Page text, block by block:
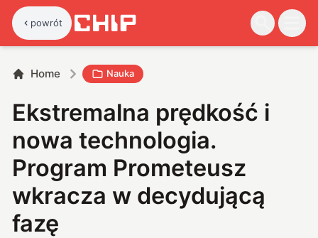
powrót
Home Nauka
Ekstremalna prędkość i
nowa technologia.
Program Prometeusz
wkracza w decydującą
fazę